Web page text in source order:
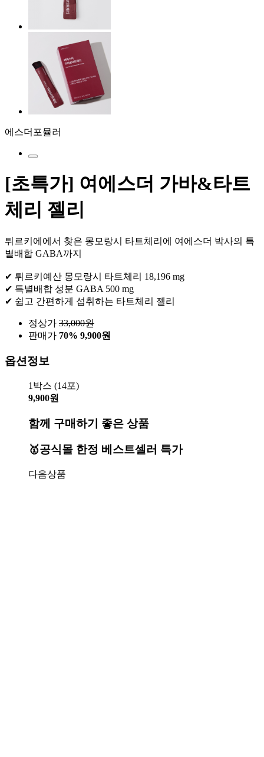
에스더포뮬러
[초특가] 여에스더 가바&타트
체리 젤리
튀르키에에서 찾은 몽모랑시 타트체리에 여에스더 박사의 특
별배합 GABA까지
✔ 튀르키예산 몽모랑시 타트체리 18,196 mg
✔ 특별배합 성분 GABA 500 mg
✔ 쉽고 간편하게 섭취하는 타트체리 젤리
정상가 33,000원
판매가 70% 9,900원
옵션정보
1박스 (14포)
9,900원
함께 구매하기 좋은 상품
🥇공식몰 한정 베스트셀러 특가
다음상품